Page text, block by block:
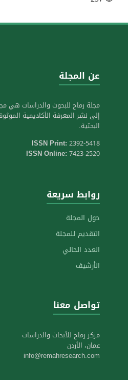
عن المجلة
مجلة رماح للبحوث والدراسات هي
إلى نشر المعرفة الأكاديمية
البحثية.
ISSN Print: 2392-5418
ISSN Online: 7423-2520
روابط سريعة
حول المجلة
التقديم للمجلة
العدد الحالي
الأرشيف
تواصل معنا
مركز رماح للأبحاث والدراسات
عمان، الأردن
info@remahresearch.com